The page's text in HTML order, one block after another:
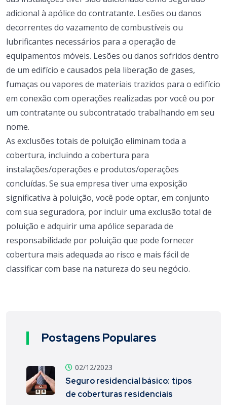
adicional à apólice do contratante. Lesões ou danos
decorrentes do vazamento de combustíveis ou
lubrificantes necessários para a operação de
equipamentos móveis. Lesões ou danos sofridos dentro
de um edifício e causados ​​pela liberação de gases,
fumaças ou vapores de materiais trazidos para o edifício
em conexão com operações realizadas por você ou por
um contratante ou subcontratado trabalhando em seu
nome.
As exclusões totais de poluição eliminam toda a
cobertura, incluindo a cobertura para
instalações/operações e produtos/operações
concluídas. Se sua empresa tiver uma exposição
significativa à poluição, você pode optar, em conjunto
com sua seguradora, por incluir uma exclusão total de
poluição e adquirir uma apólice separada de
responsabilidade por poluição que pode fornecer
cobertura mais adequada ao risco e mais fácil de
classificar com base na natureza do seu negócio.
Postagens Populares
02/12/2023
Seguro residencial básico: tipos
de coberturas residenciais